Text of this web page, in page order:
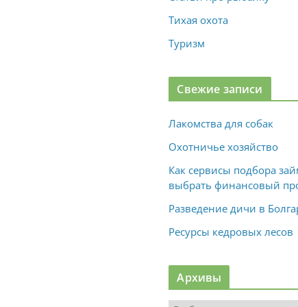
Тихая охота
Туризм
Свежие записи
Лакомства для собак
Охотничье хозяйство
Как сервисы подбора
выбрать финансовый
Разведение дичи в
Ресурсы кедровых лесов
Архивы